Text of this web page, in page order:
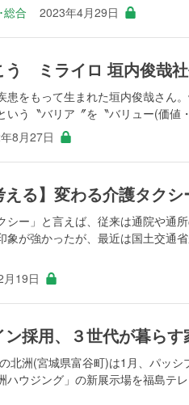
総合 2023年4月29日
ミライロ 垣内俊哉社
患をもって生まれた垣内俊哉さん
いう〝バリア〞を〝バリュー(価値
8月27日
える】変わる介護タク
シー」と言えば、従来は通院や通
象が強かったが、最近は国土交通
19日
採用、３世代が暮らす
北洲(宮城県富谷町)は1月、パッ
ハウジング」の新展示場を福島テ